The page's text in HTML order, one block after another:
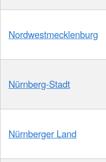
Nordwestmecklenburg
Nürnberg-Stadt
Nürnberger Land